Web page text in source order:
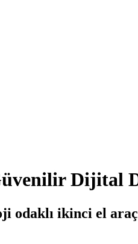
Dijital
odaklı ikinci el